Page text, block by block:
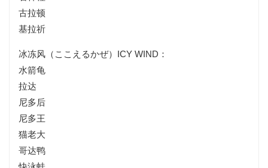
古拉顿
基拉祈
冰冻风（ここえるかぜ）ICY WIND：
水箭龟
拉达
尼多后
尼多王
猫老大
哥达鸭